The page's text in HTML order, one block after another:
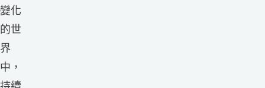
變化
的世
界
中，